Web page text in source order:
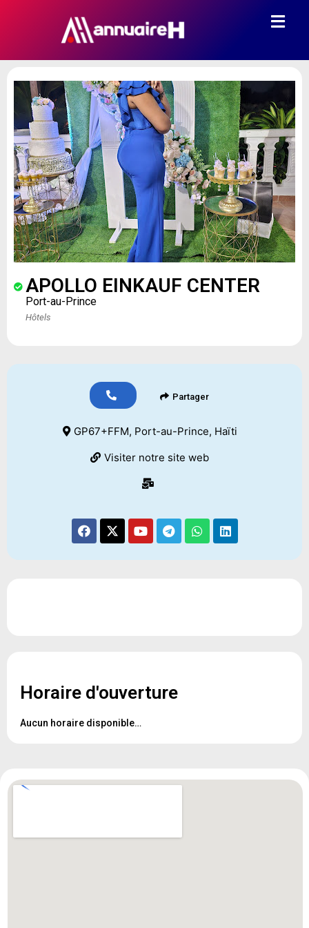
APOLLO EINKAUF CENTER
Port-au-Prince
Hôtels
Partager
GP67+FFM, Port-au-Prince, Haïti
Visiter notre site web
Horaire d'ouverture
Aucun horaire disponible…